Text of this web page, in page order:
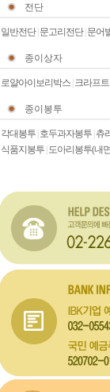
전단
일반전단| 문고리전단| 문어
종이상자
로얄아이보리박스 크라프
종이봉투
각대봉투 호두과자봉투 츄
식품지봉투 도아리봉투(내